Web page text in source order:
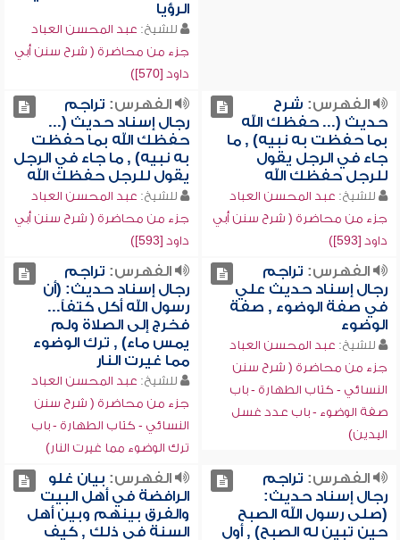
الرؤيا
للشيخ: عبد المحسن العباد
جزء من محاضرة ( شرح سنن أبي
داود [570])
الفهرس: شرح
حديث (... حفظك الله
بما حفظت به نبيه) , ما
جاء في الرجل يقول
للرجل حفظك الله
للشيخ: عبد المحسن العباد
جزء من محاضرة ( شرح سنن أبي
داود [593])
الفهرس: تراجم
رجال إسناد حديث (...
حفظك الله بما حفظت
به نبيه) , ما جاء في الرجل
يقول للرجل حفظك الله
للشيخ: عبد المحسن العباد
جزء من محاضرة ( شرح سنن أبي
داود [593])
الفهرس: تراجم
رجال إسناد حديث علي
في صفة الوضوء , صفة
الوضوء
للشيخ: عبد المحسن العباد
جزء من محاضرة ( شرح سنن
النسائي - كتاب الطهارة - باب
صفة الوضوء - باب عدد غسل
اليدين)
الفهرس: تراجم
رجال إسناد حديث: (أن
رسول الله أكل كتفاً...
فخرج إلى الصلاة ولم
يمس ماء) , ترك الوضوء
مما غيرت النار
للشيخ: عبد المحسن العباد
جزء من محاضرة ( شرح سنن
النسائي - كتاب الطهارة - باب
ترك الوضوء مما غيرت النار)
الفهرس: تراجم
رجال إسناد حديث:
(صلى رسول الله الصبح
حين تبين له الصبح) , أول
الفهرس: بيان غلو
الرافضة في أهل البيت
والفرق بينهم وبين أهل
السنة في ذلك , كيف